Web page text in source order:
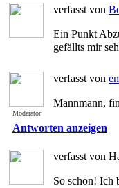
verfasst von
Ein Punkt
gefällts mir
Moderator
verfasst von
Mannmann,
Antworten anzeigen
verfasst von
So schön! Ich